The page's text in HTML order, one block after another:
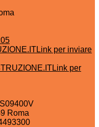
Link per inviare
Link per
Roma